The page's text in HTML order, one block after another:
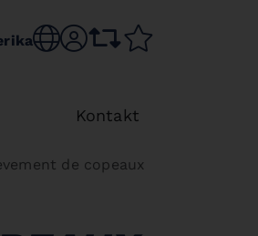
Choose language
sr.accountcomparison list
Kontakt
de copeaux